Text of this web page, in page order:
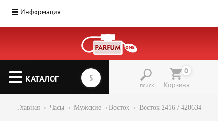
Информация
КАТАЛОГ
поиск
0
Корзина
Главная Часы Мужские Восток Восток 2416 / 420634